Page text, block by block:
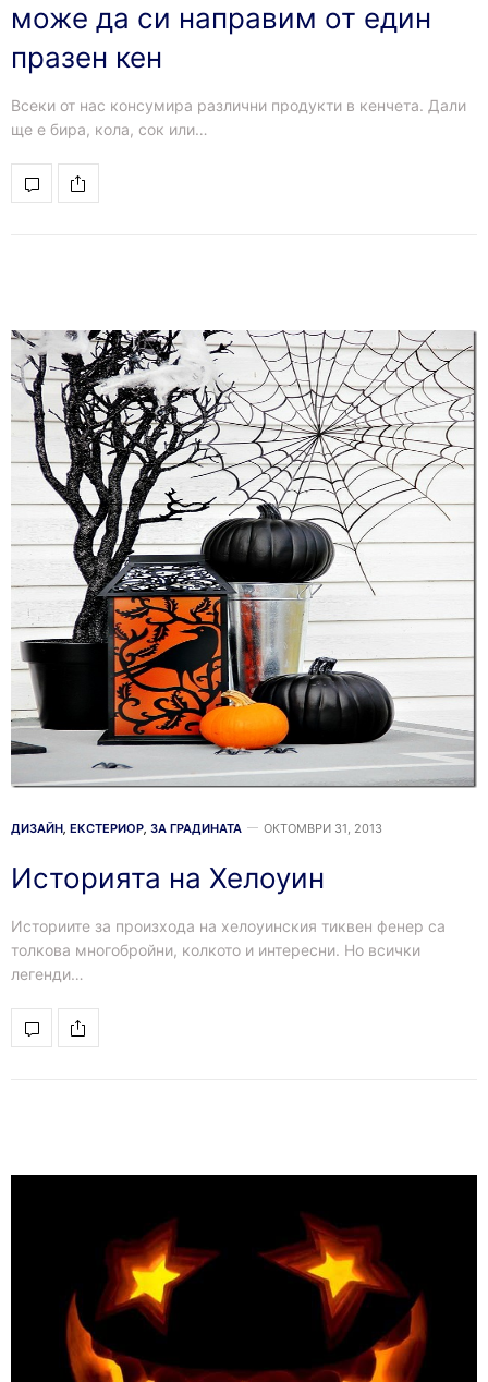
може да си направим от един
празен кен
Всеки от нас консумира различни продукти в кенчета. Дали
ще е бира, кола, сок или…
ДИЗАЙН, ЕКСТЕРИОР, ЗА ГРАДИНАТА ОКТОМВРИ 31, 2013
Историята на Хелоуин
Историите за произхода на хелоуинския тиквен фенер са
толкова многобройни, колкото и интересни. Но всички
легенди…